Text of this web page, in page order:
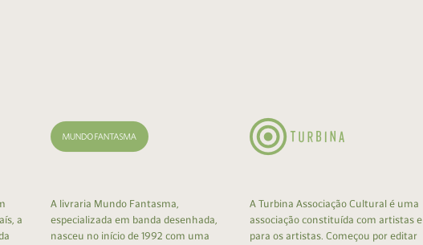
a
A livraria Mundo Fantasma,
especializada em banda desenhada,
nasceu no início de 1992 com uma
A Turbina Associação Cultural é uma
associação constituída com artistas e
para os artistas. Começou por editar